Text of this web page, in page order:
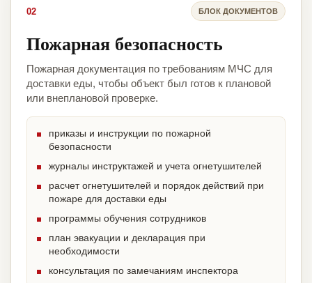
02 БЛОК ДОКУМЕНТОВ
Пожарная безопасность
Пожарная документация по требованиям МЧС для
доставки еды, чтобы объект был готов к плановой
или внеплановой проверке.
приказы и инструкции по пожарной
безопасности
журналы инструктажей и учета огнетушителей
расчет огнетушителей и порядок действий при
пожаре для доставки еды
программы обучения сотрудников
план эвакуации и декларация при
необходимости
консультация по замечаниям инспектора